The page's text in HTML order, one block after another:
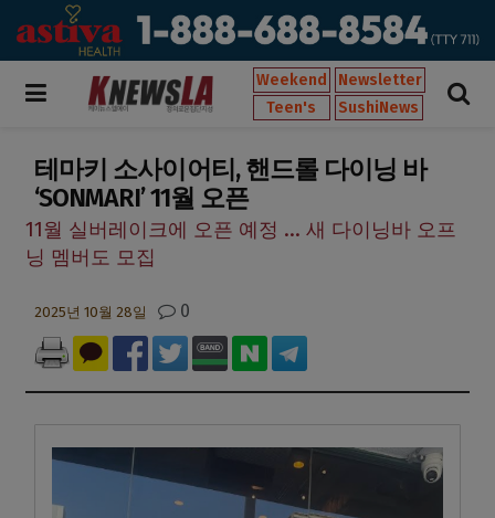
Weekend
Newsletter
Teen's
SushiNews
테마키 소사이어티, 핸드롤 다이닝 바
‘SONMARI’ 11월 오픈
11월 실버레이크에 오픈 예정 ... 새 다이닝바 오프
닝 멤버도 모집
2025년 10월 28일 0